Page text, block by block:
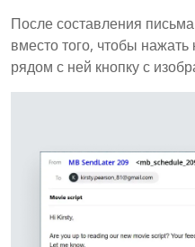
После составления
вместо того, чтобы
рядом с ней кнопку с